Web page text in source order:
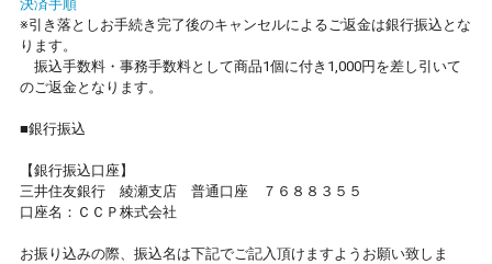
決済手順
※引き落としお手続き完了後のキャンセルによるご返金は銀行振込とな
ります。
振込手数料・事務手数料として商品1個に付き1,000円を差し引いて
のご返金となります。
■銀行振込
【銀行振込口座】
三井住友銀行 綾瀬支店 普通口座 ７６８８３５５
口座名：ＣＣＰ株式会社
お振り込みの際、振込名は下記でご記入頂けますようお願い致しま